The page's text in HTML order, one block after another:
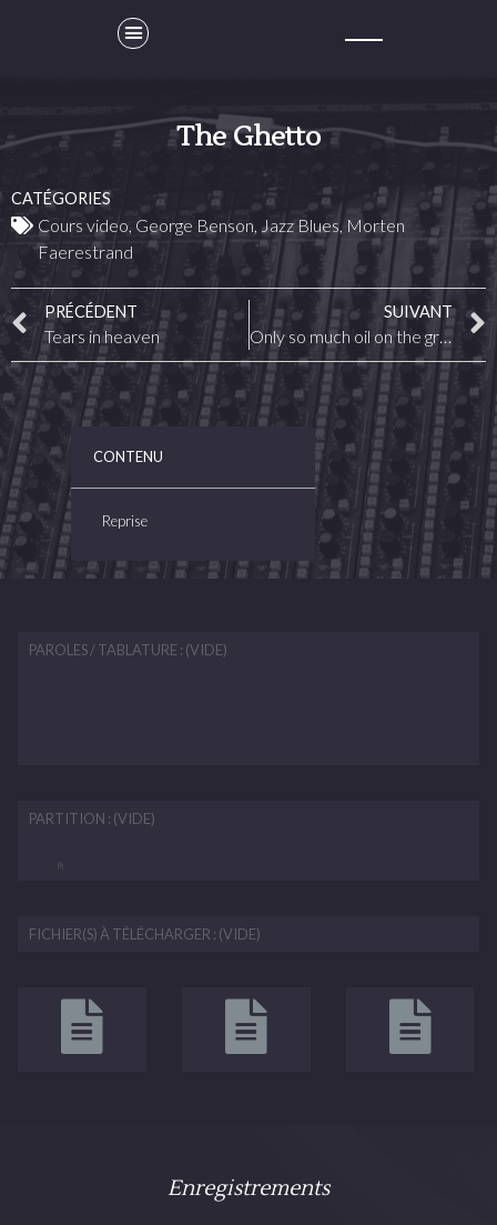
The Ghetto
CATÉGORIES
Cours video, George Benson, Jazz Blues, Morten
Faerestrand
PRÉCÉDENT
Tears in heaven
SUIVANT
Only so much oil on the ground
CONTENU
Reprise
PAROLES / TABLATURE : (VIDE)
PARTITION : (VIDE)
FICHIER(S) À TÉLÉCHARGER : (VIDE)
Enregistrements